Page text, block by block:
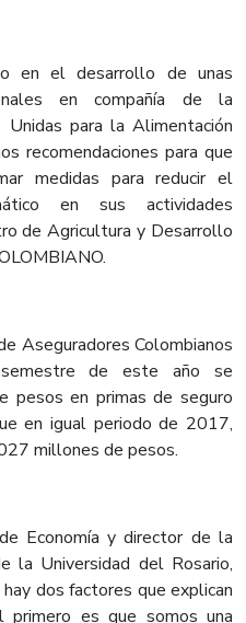
en el desarrollo de unas
en compañía de la
Unidas para la Alimentación
recomendaciones para que
medidas para reducir el
en sus actividades
de Agricultura y Desarrollo
Aseguradores Colombianos
de este año se
pesos en primas de seguro
en igual periodo de 2017,
millones de pesos.
Economía y director de la
la Universidad del Rosario,
dos factores que explican
es que somos una